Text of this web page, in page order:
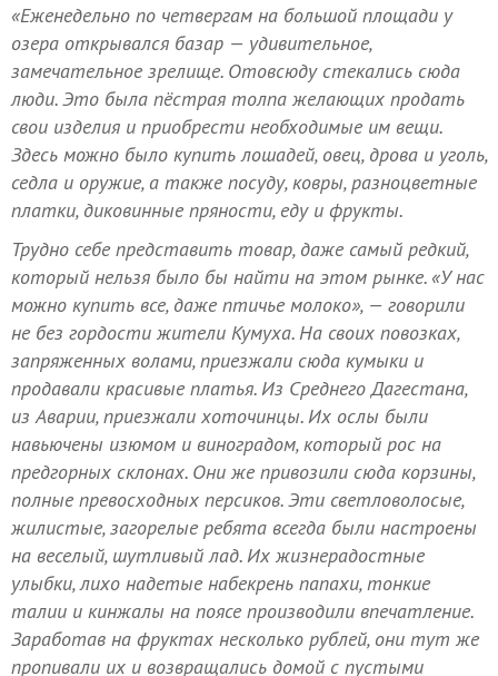
«Еженедельно по четвергам на большой площади у
озера открывался базар — удивительное,
замечательное зрелище. Отовсюду стекались сюда
люди. Это была пёстрая толпа желающих продать
свои изделия и приобрести необходимые им вещи.
Здесь можно было купить лошадей, овец, дрова и уголь,
седла и оружие, а также посуду, ковры, разноцветные
платки, диковинные пряности, еду и фрукты.
Трудно себе представить товар, даже самый редкий,
который нельзя было бы найти на этом рынке. «У нас
можно купить все, даже птичье молоко», — говорили
не без гордости жители Кумуха. На своих повозках,
запряженных волами, приезжали сюда кумыки и
продавали красивые платья. Из Среднего Дагестана,
из Аварии, приезжали хоточинцы. Их ослы были
навьючены изюмом и виноградом, который рос на
предгорных склонах. Они же привозили сюда корзины,
полные превосходных персиков. Эти светловолосые,
жилистые, загорелые ребята всегда были настроены
на веселый, шутливый лад. Их жизнерадостные
улыбки, лихо надетые набекрень папахи, тонкие
талии и кинжалы на поясе производили впечатление.
Заработав на фруктах несколько рублей, они тут же
пропивали их и возвращались домой с пустыми